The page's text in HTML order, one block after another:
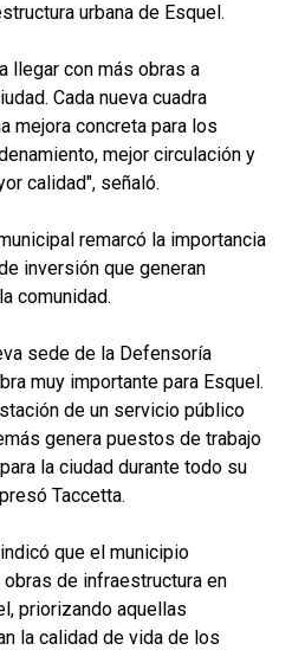
urbana de Esquel.
llegar con más obras a
Cada nueva cuadra
mejora concreta para los
mejor circulación y
calidad", señaló.
remarcó la importancia
inversión que generan
comunidad.
sede de la Defensoría
muy importante para Esquel.
de un servicio público
genera puestos de trabajo
la ciudad durante todo su
Taccetta.
que el municipio
de infraestructura en
priorizando aquellas
la calidad de vida de los